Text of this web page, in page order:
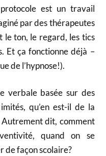
est un travail
par des thérapeutes
le ton, le regard, les tics
Et ça fonctionne déjà –
de l’hypnose!).
verbale basée sur des
qu’en est-il de la
dit, comment
quand on se
de façon scolaire?